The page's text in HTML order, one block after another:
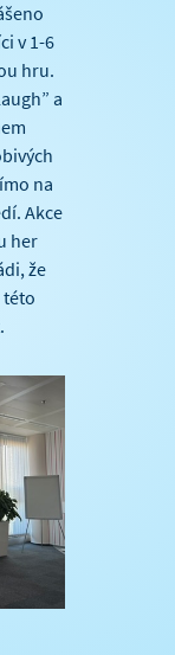
v 1-6
hru.
a
na
Akce
her
že
této